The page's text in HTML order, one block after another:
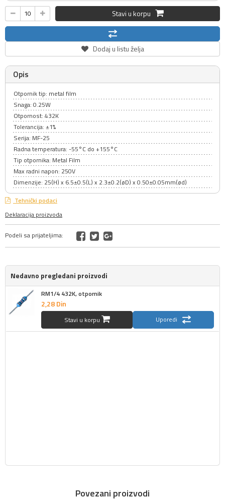
Stavi u korpu
Dodaj u listu želja
Opis
Otpornik tip: metal film
Snaga: 0.25W
Otpornost: 432K
Tolerancija: ±1%
Serija: MF-25
Radna temperatura: -55°C do +155°C
Tip otpornika: Metal Film
Max radni napon: 250V
Dimenzije: 25(H) x 6.5±0.5(L) x 2.3±0.2(øD) x 0.50±0.05mm(ød)
Tehnički podaci
Deklaracija proizvoda
Podeli sa prijateljima:
Nedavno pregledani proizvodi
RM1/4 432K, otpornik
2,28Din
Stavi u korpu Uporedi
Povezani proizvodi